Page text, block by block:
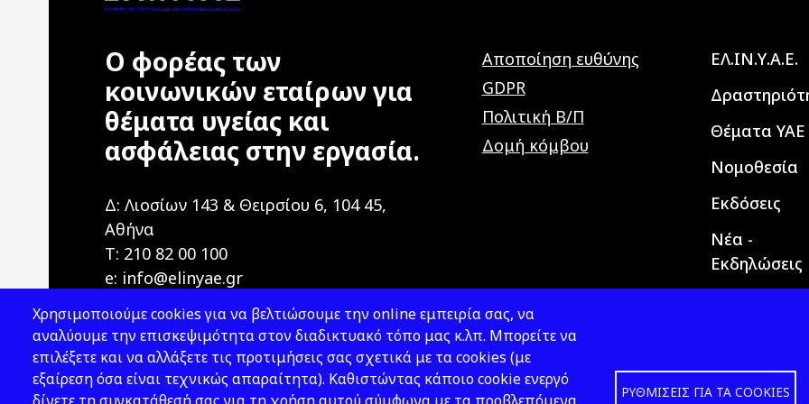
Ο φορέας των
κοινωνικών εταίρων για
θέματα υγείας και
ασφάλειας στην εργασία.
Δ: Λιοσίων 143 & Θειρσίου 6, 104 45,
Αθήνα
T: 210 82 00 100
e: info@elinyae.gr
Αποποίηση ευθύνης
GDPR
Πολιτική Β/Π
Δομή κόμβου
Main
ΕΛ.ΙΝ.Υ.Α.Ε.
Θέματα ΥΑΕ
Νομοθεσία
Εκδόσεις
Νέα -
Εκδηλώσεις
Χρησιμοποιούμε cookies για να βελτιώσουμε την online εμπειρία σας, να
αναλύουμε την επισκεψιμότητα στον διαδικτυακό τόπο μας κ.λπ. Μπορείτε να
επιλέξετε και να αλλάξετε τις προτιμήσεις σας σχετικά με τα cookies (με
εξαίρεση όσα είναι τεχνικώς απαραίτητα). Καθιστώντας κάποιο cookie ενεργό
ΡΥΘΜΊΣΕΙΣ ΓΙΑ ΤΑ COOKIES